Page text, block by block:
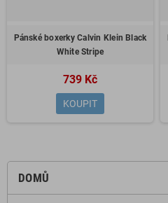
DOMŮ
Pánské boxerky Calvin Klein Black
White Stripe
739 Kč
KOUPIT